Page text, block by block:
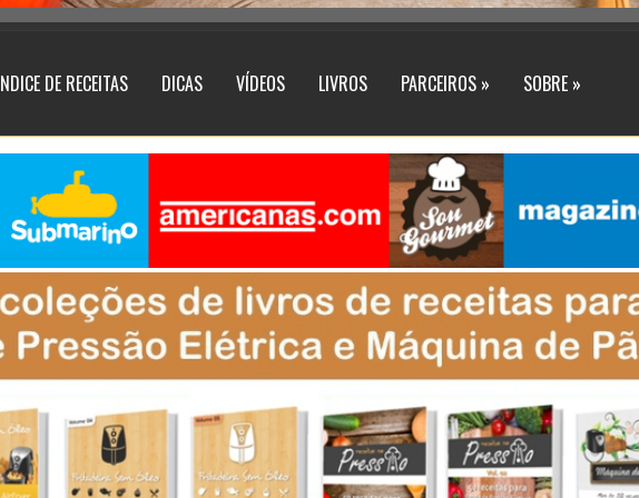
DE RECEITAS DICAS VÍDEOS LIVROS PARCEIROS » SOBRE »